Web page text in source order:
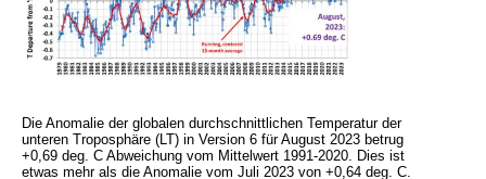
Die Anomalie der globalen durchschnittlichen Temperatur der
unteren Troposphäre (LT) in Version 6 für August 2023 betrug
+0,69 deg. C Abweichung vom Mittelwert 1991-2020. Dies ist
etwas mehr als die Anomalie vom Juli 2023 von +0,64 deg. C.